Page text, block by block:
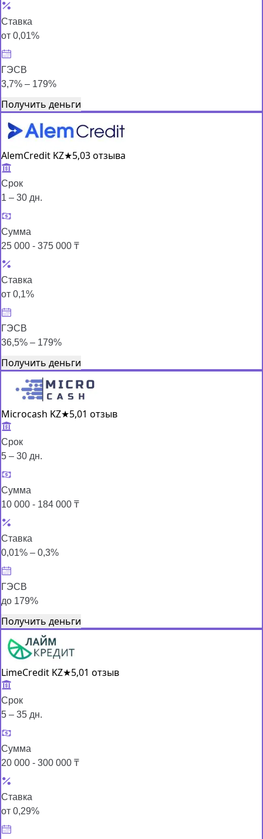
Ставка
от 0,01%
ГЭСВ
3,7% – 179%
Получить деньги
AlemCredit KZ★5,03 отзыва
Срок
1 – 30 дн.
Сумма
25 000 - 375 000 ₸
Ставка
от 0,1%
ГЭСВ
36,5% – 179%
Получить деньги
Microcash KZ★5,01 отзыв
Срок
5 – 30 дн.
Сумма
10 000 - 184 000 ₸
Ставка
0,01% – 0,3%
ГЭСВ
до 179%
Получить деньги
LimeCredit KZ★5,01 отзыв
Срок
5 – 35 дн.
Сумма
20 000 - 300 000 ₸
Ставка
от 0,29%